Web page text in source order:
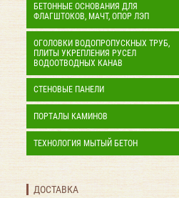
БЕТОННЫЕ ОСНОВАНИЯ ДЛЯ
ФЛАГШТОКОВ, МАЧТ, ОПОР ЛЭП
ОГОЛОВКИ ВОДОПРОПУСКНЫХ ТРУБ,
ПЛИТЫ УКРЕПЛЕНИЯ РУСЕЛ
ВОДООТВОДНЫХ КАНАВ
СТЕНОВЫЕ ПАНЕЛИ
ПОРТАЛЫ КАМИНОВ
ТЕХНОЛОГИЯ МЫТЫЙ БЕТОН
ДОСТАВКА